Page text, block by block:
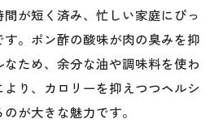
にも活用できる下処理方法と
シピでパサつき防止のひと手
が短く済み、忙しい家庭にぴっ
。ポン酢の酸味が肉の臭みを抑
ため、余分な油や調味料を使わ
り、カロリーを抑えつつヘルシ
が大きな魅力です。